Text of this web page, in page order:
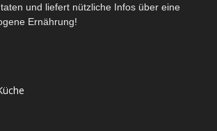
und liefert nützliche Infos über eine
Ernährung!